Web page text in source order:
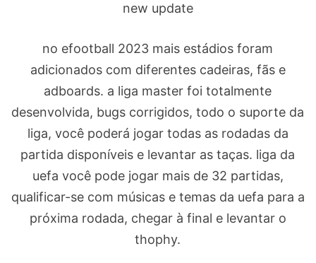
new update
no efootball 2023 mais estádios foram
adicionados com diferentes cadeiras, fãs e
adboards. a liga master foi totalmente
desenvolvida, bugs corrigidos, todo o suporte da
liga, você poderá jogar todas as rodadas da
partida disponíveis e levantar as taças. liga da
uefa você pode jogar mais de 32 partidas,
qualificar-se com músicas e temas da uefa para a
próxima rodada, chegar à final e levantar o
thophy.